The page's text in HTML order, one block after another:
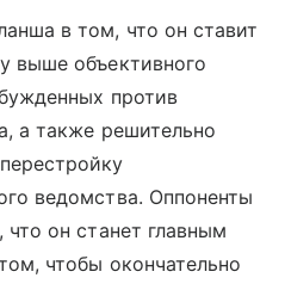
в том, что он ставит
выше объективного
против
а также решительно
ведомства. Оппоненты
он станет главным
чтобы окончательно